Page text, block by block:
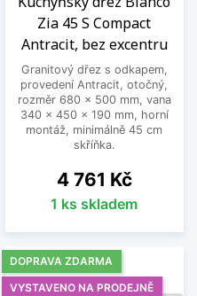
Zia 45 S Compact
Antracit, bez excentru
Granitový dřez s odkapem,
provedení Antracit, otočný,
rozměr 680 x 500 mm, vana
340 x 450 x 190 mm, horní
montáž, minimálně 45 cm
skříňka.
Cena
4 761 Kč
1 ks skladem
DOPRAVA ZDARMA
VYSTAVENO NA PRODEJNĚ